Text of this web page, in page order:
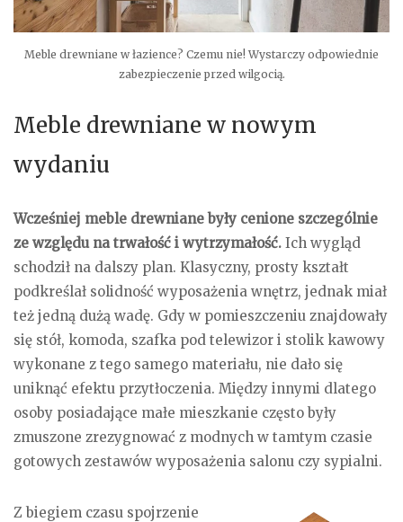
Meble drewniane w łazience? Czemu nie! Wystarczy odpowiednie
zabezpieczenie przed wilgocią.
Meble drewniane w nowym
wydaniu
Wcześniej meble drewniane były cenione szczególnie
ze względu na trwałość i wytrzymałość. Ich wygląd
schodził na dalszy plan. Klasyczny, prosty kształt
podkreślał solidność wyposażenia wnętrz, jednak miał
też jedną dużą wadę. Gdy w pomieszczeniu znajdowały
się stół, komoda, szafka pod telewizor i stolik kawowy
wykonane z tego samego materiału, nie dało się
uniknąć efektu przytłoczenia. Między innymi dlatego
osoby posiadające małe mieszkanie często były
zmuszone zrezygnować z modnych w tamtym czasie
gotowych zestawów wyposażenia salonu czy sypialni.
Z biegiem czasu spojrzenie